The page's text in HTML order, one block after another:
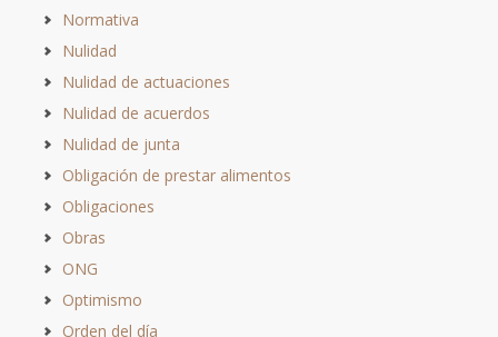
Normativa
Nulidad
Nulidad de actuaciones
Nulidad de acuerdos
Nulidad de junta
Obligación de prestar alimentos
Obligaciones
Obras
ONG
Optimismo
Orden del día